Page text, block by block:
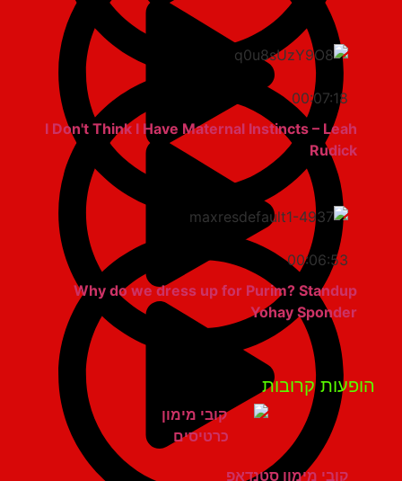
00:07:18
I Don't Think I Have Maternal Instincts – Leah
Rudick
00:06:53
Why do we dress up for Purim? Standup
Yohay Sponder
קרובות
קובי מימון סטנדאפ